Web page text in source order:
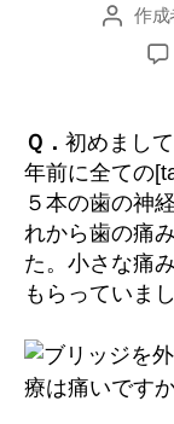
投 作成
Ｑ． 初めまし
年前に全ての
５本の歯の神
れから歯の痛
た。小さな痛
もらっていま